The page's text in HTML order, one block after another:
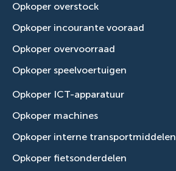
Opkoper overstock
Opkoper incourante vooraad
Opkoper overvoorraad
Opkoper speelvoertuigen
Opkoper ICT-apparatuur
Opkoper machines
Opkoper interne transportmiddelen
Opkoper fietsonderdelen